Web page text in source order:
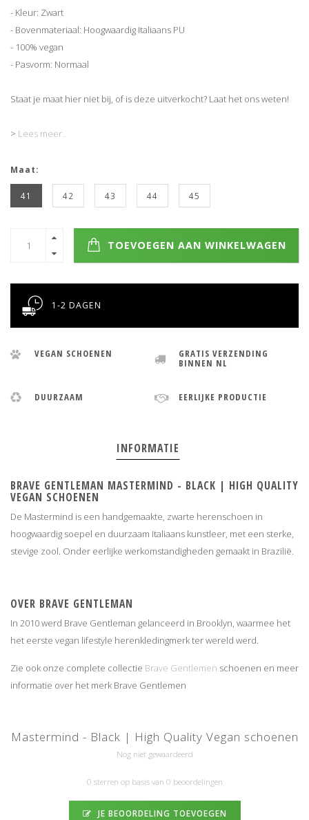
- Kleur: Zwart
- Bovenmateriaal: Hoogwaardig Italiaans PU
- 100% vegan
- Pasvorm: Normaal
Staat je maat hier niet bij, of is deze uitverkocht? Laat het ons weten!
> Lees meer..
Maat:
41 42 43 44 45
TOEVOEGEN AAN WINKELWAGEN
1-2 DAGEN
VEGAN SCHOENEN GRATIS VERZENDING
BINNEN NL
DUURZAAM EERLIJKE PRODUCTIE
INFORMATIE
BRAVE GENTLEMAN MASTERMIND - BLACK | HIGH QUALITY
VEGAN SCHOENEN
De Mastermind is een handgemaakte, zwarte herenschoen in
hoogwaardig soepel en duurzaam Italiaans kunstleer, met een sterke,
stevige zool. Onder eerlijke werkomstandigheden gemaakt in Brazilië.
OVER BRAVE GENTLEMAN
In 2010 werd Brave Gentleman gelanceerd in Brooklyn, waarmee het
het eerste vegan lifestyle herenkledingmerk ter wereld werd.
Zie ook onze complete collectie Brave Gentlemen schoenen en meer
informatie over het merk Brave Gentlemen
Mastermind - Black | High Quality Vegan schoenen
Nog niet gewaardeerd
0 sterren op basis van 0 beoordelingen
JE BEOORDELING TOEVOEGEN